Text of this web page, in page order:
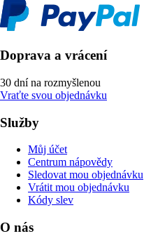
Doprava a vrácení
30 dní na rozmyšlenou
Vraťte svou objednávku
Služby
Můj účet
Centrum nápovědy
Sledovat mou objednávku
Vrátit mou objednávku
Kódy slev
O nás